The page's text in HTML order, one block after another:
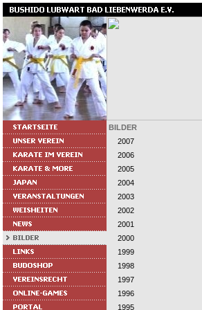
BILDER
2007
2006
2005
2004
2003
2002
2001
2000
1999
1998
1997
1996
1995